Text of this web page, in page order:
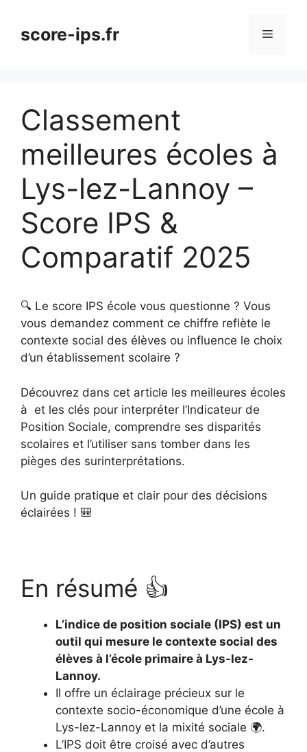
contenuscore-ips.fr Menu
Classement
meilleures écoles à
Lys-lez-Lannoy –
Score IPS &
Comparatif 2025
🔍 Le score IPS école vous questionne ? Vous
vous demandez comment ce chiffre reflète le
contexte social des élèves ou influence le choix
d’un établissement scolaire ?
Découvrez dans cet article les meilleures écoles
à et les clés pour interpréter l’Indicateur de
Position Sociale, comprendre ses disparités
scolaires et l’utiliser sans tomber dans les
pièges des surinterprétations.
Un guide pratique et clair pour des décisions
éclairées ! 🎒
En résumé 👍
L’indice de position sociale (IPS) est un
outil qui mesure le contexte social des
élèves à l’école primaire à Lys-lez-
Lannoy.
Il offre un éclairage précieux sur le
contexte socio-économique d’une école à
Lys-lez-Lannoy et la mixité sociale 🌍.
L’IPS doit être croisé avec d’autres